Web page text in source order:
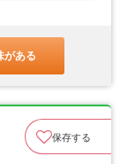
がある
保存する